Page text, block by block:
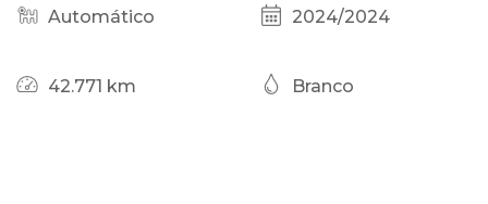
Automático 2024/2024
42.771 km Branco